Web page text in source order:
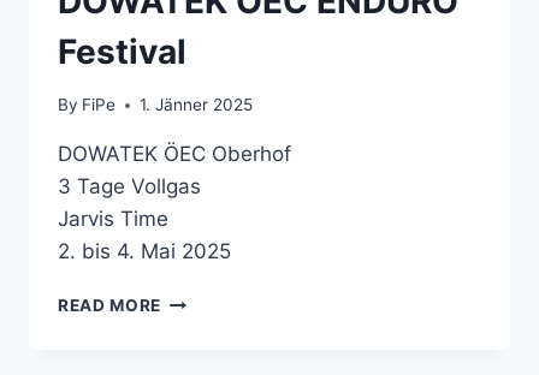
Festival
By FiPe 1. Jänner 2025
DOWATEK ÖEC Oberhof
3 Tage Vollgas
Jarvis Time
2. bis 4. Mai 2025
READ MORE DOWATEK